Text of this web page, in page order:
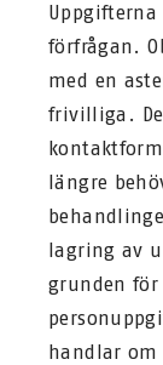
förfrågan.
med en
frivilliga.
längre
lagring av
grunden
handlar